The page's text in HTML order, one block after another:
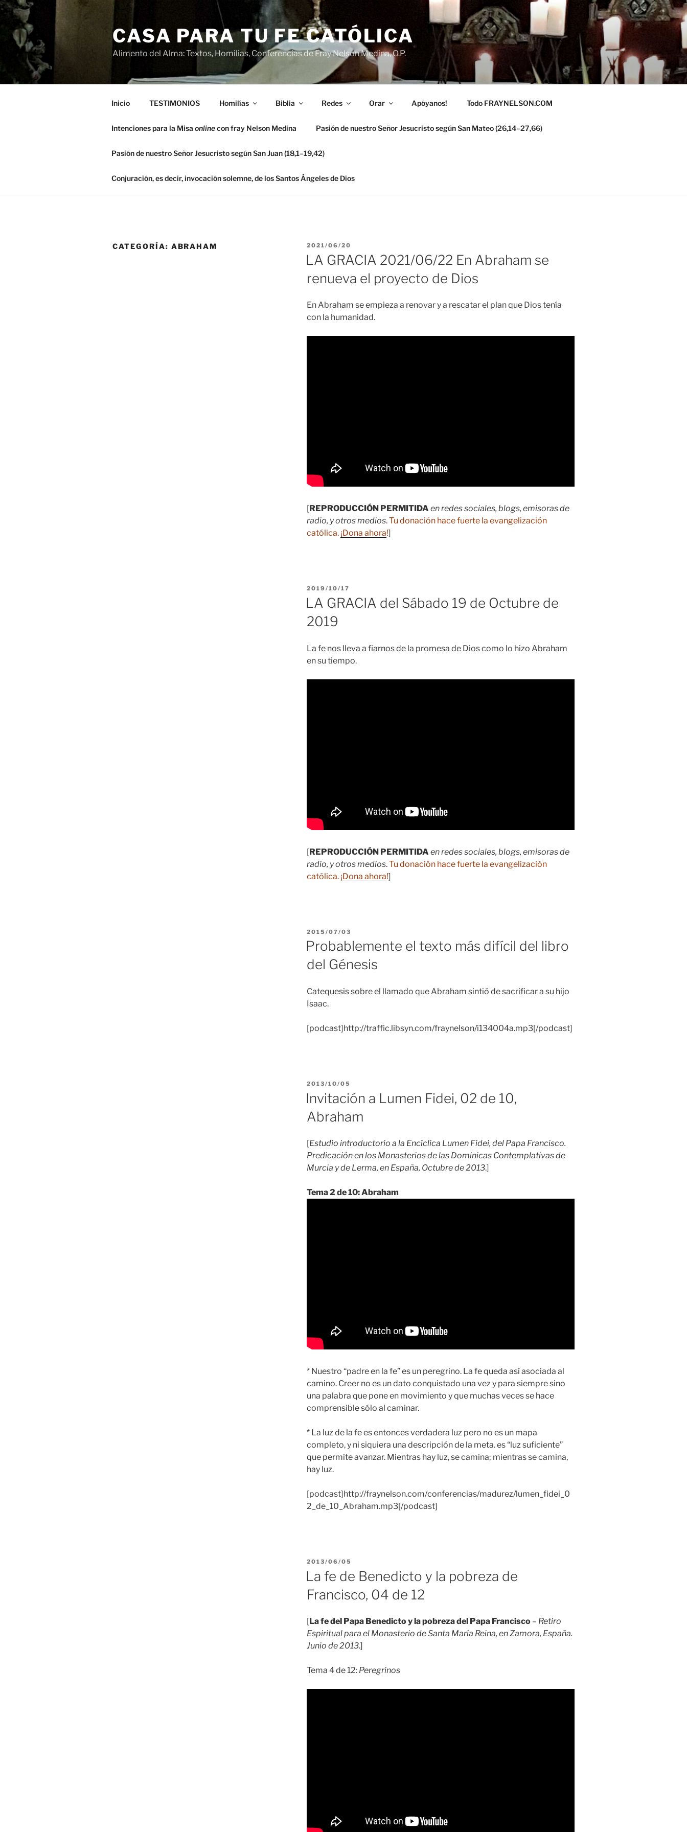
Saltar
contenido
CASA PARA TU FE CATÓLICA
Alimento del Alma: Textos, Homilias, Conferencias de Fray Nelson Medina, O.P.
Inicio TESTIMONIOS Homilías Biblia Redes Orar Apóyanos! Todo FRAYNELSON.COM
Intenciones para la Misa onlinecon fray Nelson Medina Pasión de nuestro Señor Jesucristo según San Mateo (26,14–27,66)
Pasión de nuestro Señor Jesucristo según San Juan (18,1–19,42)
Conjuración, es decir, invocación solemne, de los Santos Ángeles de Dios
CATEGORÍA: ABRAHAM
PUBLICADO
EL
2021/06/20
LA GRACIA 2021/06/22 En Abraham se
renueva el proyecto de Dios
En Abraham se empieza a renovar y a rescatar el plan que Dios tenía
con la humanidad.
[REPRODUCCIÓN PERMITIDA en redes sociales, blogs, emisoras de
radio, y otros medios.Tu donación hace fuerte la evangelización
católica. ¡Dona ahora!]
PUBLICADO
EL
2019/10/17
LA GRACIA del Sábado 19 de Octubre de
2019
La fe nos lleva a fiarnos de la promesa de Dios como lo hizo Abraham
en su tiempo.
[REPRODUCCIÓN PERMITIDA en redes sociales, blogs, emisoras de
radio, y otros medios.Tu donación hace fuerte la evangelización
católica. ¡Dona ahora!]
PUBLICADO
EL
2015/07/03
Probablemente el texto más difícil del libro
del Génesis
Catequesis sobre el llamado que Abraham sintió de sacrificar a su hijo
Isaac.
[podcast]http://traffic.libsyn.com/fraynelson/i134004a.mp3[/podcast]
PUBLICADO
2013/10/05
Invitación a Lumen Fidei, 02 de 10,
Abraham
[Estudio introductorio a la Encíclica Lumen Fidei, del Papa Francisco.
Predicación en los Monasterios de las Dominicas Contemplativas de
Murcia y de Lerma, en España, Octubre de 2013.]
Tema 2 de 10: Abraham
* Nuestro “padre en la fe” es un peregrino. La fe queda así asociada al
camino. Creer no es un dato conquistado una vez y para siempre sino
una palabra que pone en movimiento y que muchas veces se hace
comprensible sólo al caminar.
* La luz de la fe es entonces verdadera luz pero no es un mapa
completo, y ni siquiera una descripción de la meta. es “luz suficiente”
que permite avanzar. Mientras hay luz, se camina; mientras se camina,
hay luz.
[podcast]http://fraynelson.com/conferencias/madurez/lumen_fidei_0
2_de_10_Abraham.mp3[/podcast]
PUBLICADO
EL
2013/06/05
La fe de Benedicto y la pobreza de
Francisco, 04 de 12
[La fe del Papa Benedicto y la pobreza del Papa Francisco– Retiro
Espiritual para el Monasterio de Santa María Reina, en Zamora, España.
Junio de 2013.]
Tema 4 de 12: Peregrinos